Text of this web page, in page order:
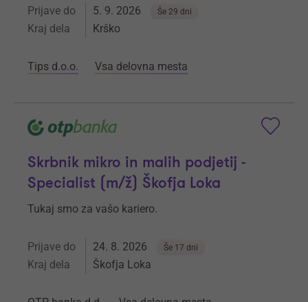
Prijave do 5. 9. 2026 Še 29 dni
Kraj dela Krško
Tips d.o.o. Vsa delovna mesta
Skrbnik mikro in malih podjetij -
Specialist (m/ž) Škofja Loka
Tukaj smo za vašo kariero.
Prijave do 24. 8. 2026 Še 17 dni
Kraj dela Škofja Loka